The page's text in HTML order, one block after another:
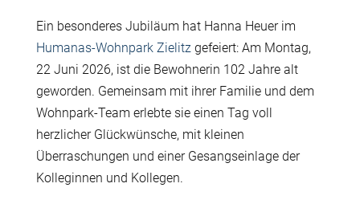
Ein besonderes Jubiläum hat Hanna Heuer im
Humanas-Wohnpark Zielitzgefeiert: Am Montag,
22 Juni 2026, ist die Bewohnerin 102 Jahre alt
geworden. Gemeinsam mit ihrer Familie und dem
Wohnpark-Team erlebte sie einen Tag voll
herzlicher Glückwünsche, mit kleinen
Überraschungen und einer Gesangseinlage der
Kolleginnen und Kollegen.